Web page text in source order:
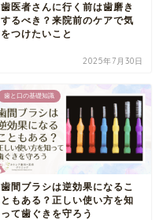
歯医者さんに行く前は歯磨き
するべき？来院前のケアで気
をつけたいこと
2025年7月30日
歯と口の基礎知識
歯間ブラシは逆効果になるこ
ともある？正しい使い方を知
って歯ぐきを守ろう